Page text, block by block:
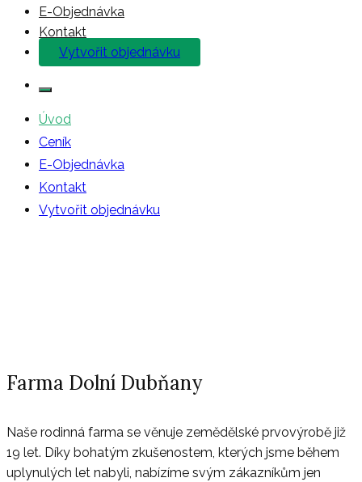
E-Objednávka
Kontakt
Vytvořit objednávku
Úvod
Ceník
E-Objednávka
Kontakt
Vytvořit objednávku
Farma Dolní Dubňany
Naše rodinná farma se věnuje zemědělské prvovýrobě již
19 let. Díky bohatým zkušenostem, kterých jsme během
uplynulých let nabyli, nabízíme svým zákazníkům jen